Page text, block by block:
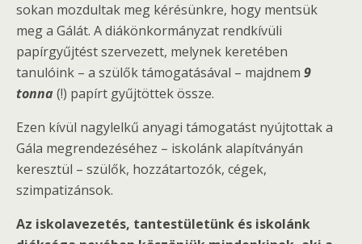
sokan mozdultak meg kérésünkre, hogy mentsük
meg a Gálát. A diákönkormányzat rendkívüli
papírgyűjtést szervezett, melynek keretében
tanulóink – a szülők támogatásával – majdnem 9
tonna (!) papírt gyűjtöttek össze.
Ezen kívül nagylelkű anyagi támogatást nyújtottak a
Gála megrendezéséhez – iskolánk alapítványán
keresztül – szülők, hozzátartozók, cégek,
szimpatizánsok.
Az iskolavezetés, tantestületünk és iskolánk